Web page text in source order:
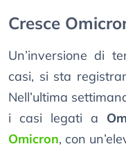
Cresce
Un’inversione di
casi, si sta
Nell’ultima
i casi legati a
Omicron, con